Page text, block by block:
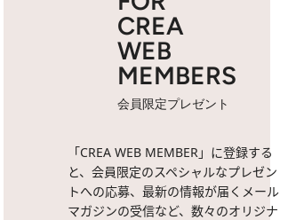
CREA
WEB
MEMBERS
会員限定プレゼント
「CREA WEB MEMBER」に登録する
と、会員限定のスペシャルなプレゼン
トへの応募、最新の情報が届くメール
マガジンの受信など、数々のオリジナ